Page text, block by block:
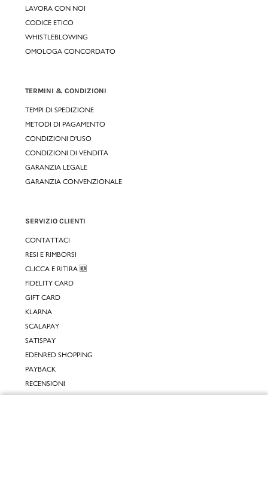
LAVORA CON NOI
CODICE ETICO
WHISTLEBLOWING
OMOLOGA CONCORDATO
TERMINI & CONDIZIONI
TEMPI DI SPEDIZIONE
METODI DI PAGAMENTO
CONDIZIONI D'USO
CONDIZIONI DI VENDITA
GARANZIA LEGALE
GARANZIA CONVENZIONALE
SERVIZIO CLIENTI
CONTATTACI
RESI E RIMBORSI
CLICCA E RITIRA 🆕
FIDELITY CARD
GIFT CARD
KLARNA
SCALAPAY
SATISPAY
EDENRED SHOPPING
PAYBACK
RECENSIONI
INPOST DAYS